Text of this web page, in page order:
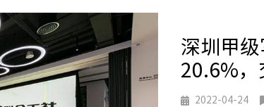
深圳甲
20.6%，
2022-04-24